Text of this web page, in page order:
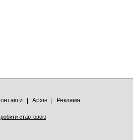
Архів Реклама
стартовою